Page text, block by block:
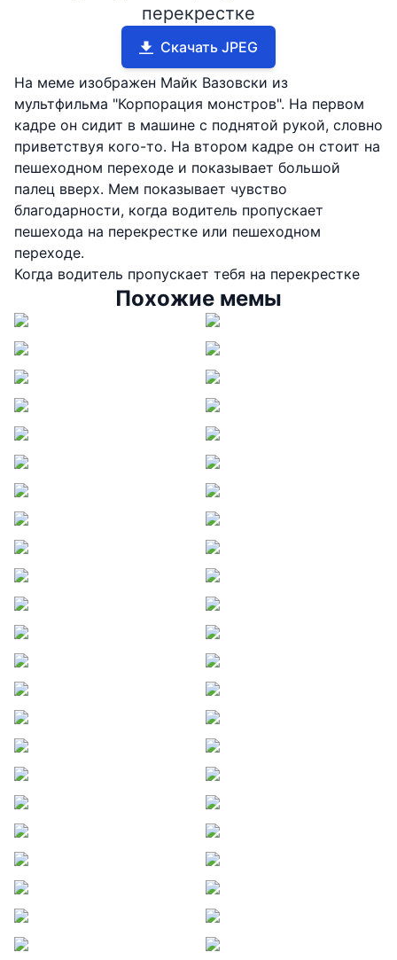
перекрестке
Скачать JPEG
На меме изображен Майк Вазовски из
мультфильма "Корпорация монстров". На первом
кадре он сидит в машине с поднятой рукой, словно
приветствуя кого-то. На втором кадре он стоит на
пешеходном переходе и показывает большой
палец вверх. Мем показывает чувство
благодарности, когда водитель пропускает
пешехода на перекрестке или пешеходном
переходе.
Когда водитель пропускает тебя на перекрестке
Похожие мемы